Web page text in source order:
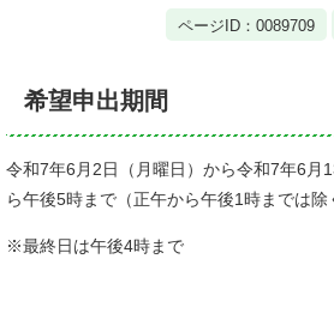
ページID：0089709
希望申出期間
令和7年6月2日（月曜日）から令和7年6月
ら午後5時まで（正午から午後1時までは除
※最終日は午後4時まで